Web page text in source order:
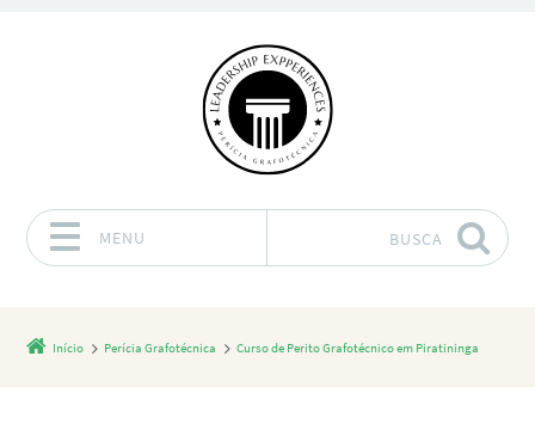
MENU BUSCA
Início Perícia Grafotécnica Curso de Perito Grafotécnico em Piratininga